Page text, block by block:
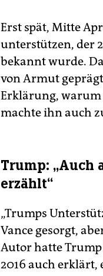
Erst spät, Mitte
unterstützen, der
bekannt wurde.
von Armut
Erklärung, warum
machte ihn auch
Trump: „Auch
erzählt“
„Trumps
Vance gesorgt,
Autor hatte
2016 auch erklärt,